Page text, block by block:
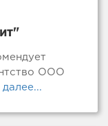
ООО
далее...